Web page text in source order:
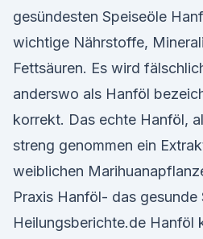
gesündesten Speiseöle
wichtige Nährstoffe,
Fettsäuren. Es wird
anderswo als Hanföl
korrekt. Das echte Hanföl,
streng genommen ein
weiblichen
Praxis Hanföl- das gesunde
Heilungsberichte.de Hanföl